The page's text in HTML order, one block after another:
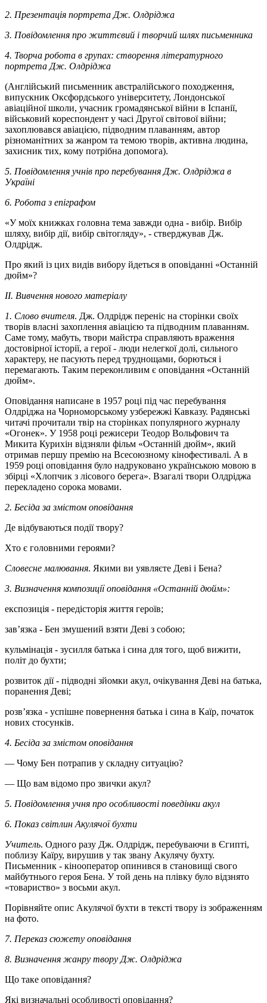
2. Презентація портрета Дж. Олдріджа
3. Повідомлення про життєвий і творчий шлях письменника
4. Творча робота в групах: створення літературного
портрета Дж. Олдріджа
(Англійський письменник австралійського походження,
випускник Оксфордського університету, Лондонської
авіаційної школи, учасник громадянської війни в Іспанії,
військовий кореспондент у часі Другої світової війни;
захоплювався авіацією, підводним плаванням, автор
різноманітних за жанром та темою творів, активна людина,
захисник тих, кому потрібна допомога).
5. Повідомлення учнів про перебування Дж. Олдріджа в
Україні
6. Робота з епіграфом
«У моїх книжках головна тема завжди одна - вибір. Вибір
шляху, вибір дії, вибір світогляду», - стверджував Дж.
Олдрідж.
Про який із цих видів вибору йдеться в оповіданні «Останній
дюйм»?
ІІ. Вивчення нового матеріалу
1. Слово вчителя. Дж. Олдрідж переніс на сторінки своїх
творів власні захоплення авіацією та підводним плаванням.
Саме тому, мабуть, твори майстра справляють враження
достовірної історії, а герої - люди нелегкої долі, сильного
характеру, не пасують перед труднощами, борються і
перемагають. Таким переконливим є оповідання «Останній
дюйм».
Оповідання написане в 1957 році під час перебування
Олдріджа на Чорноморському узбережжі Кавказу. Радянські
читачі прочитали твір на сторінках популярного журналу
«Огонек». У 1958 році режисери Теодор Вольфович та
Микита Курихін відзняли фільм «Останній дюйм», який
отримав першу премію на Всесоюзному кінофестивалі. А в
1959 році оповідання було надруковано українською мовою в
збірці «Хлопчик з лісового берега». Взагалі твори Олдріджа
перекладено сорока мовами.
2. Бесіда за змістом оповідання
Де відбуваються події твору?
Хто є головними героями?
Словесне малювання. Якими ви уявляєте Деві і Бена?
3. Визначення композиції оповідання «Останній дюйм»:
експозиція - передісторія життя героїв;
зав’язка - Бен змушений взяти Деві з собою;
кульмінація - зусилля батька і сина для того, щоб вижити,
політ до бухти;
розвиток дії - підводні зйомки акул, очікування Деві на батька,
поранення Деві;
розв’язка - успішне повернення батька і сина в Каїр, початок
нових стосунків.
4. Бесіда за змістом оповідання
— Чому Бен потрапив у складну ситуацію?
— Що вам відомо про звички акул?
5. Повідомлення учня про особливості поведінки акул
6. Показ світлин Акулячої бухти
Учитель. Одного разу Дж. Олдрідж, перебуваючи в Єгипті,
поблизу Каїру, вирушив у так звану Акулячу бухту.
Письменник - кінооператор опинився в становищі свого
майбутнього героя Бена. У той день на плівку було відзнято
«товариство» з восьми акул.
Порівняйте опис Акулячої бухти в тексті твору із зображенням
на фото.
7. Переказ сюжету оповідання
8. Визначення жанру твору Дж. Олдріджа
Що таке оповідання?
Які визначальні особливості оповідання?